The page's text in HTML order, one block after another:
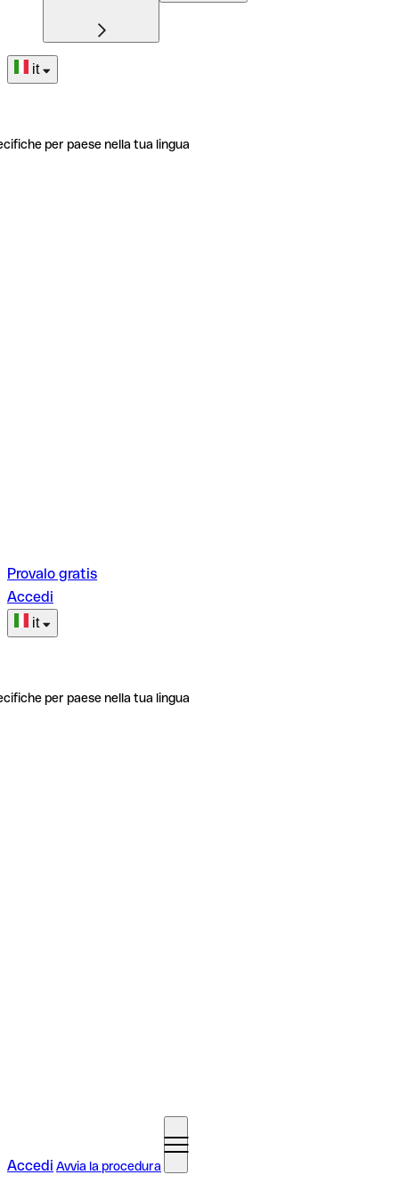
it
per paese nella tua lingua
Provalo gratis
Accedi
it
per paese nella tua lingua
Accedi Avvia la procedura